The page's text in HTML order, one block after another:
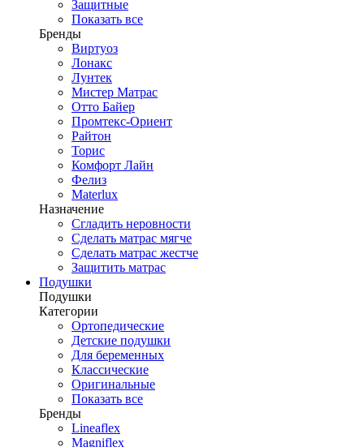
Защитные
Показать все
Бренды
Виртуоз
Лонакс
Лунтек
Мистер Матрас
Отто Байер
Промтекс-Ориент
Райтон
Торис
Комфорт Лайн
Фелиз
Materlux
Назначение
Сгладить неровности
Сделать матрас мягче
Сделать матрас жестче
Защитить матрас
Подушки
Подушки
Категории
Ортопедические
Детские подушки
Для беременных
Классические
Оригинальные
Показать все
Бренды
Lineaflex
Magniflex